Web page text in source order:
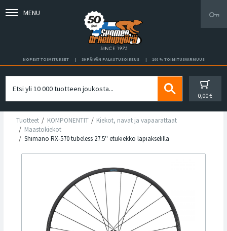
MENU
NOPEAT TOIMITUKSET 30 PÄIVÄN PALAUTUSOIKEUS 100 % TOIMITUSVARMUUS
0,00 €
Tuotteet KOMPONENTIT
Kiekot, navat ja vapaarattaat
Maastokiekot
Shimano RX-570 tubeless 27.5'' etukiekko läpiakselilla